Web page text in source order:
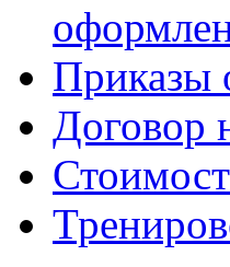
Приказы
Договор